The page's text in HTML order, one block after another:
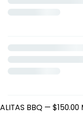
ALITAS KENTUCHIS
Calle Nororiente 100,
Horario: viernes de
ALITAS BBQ — $150.00